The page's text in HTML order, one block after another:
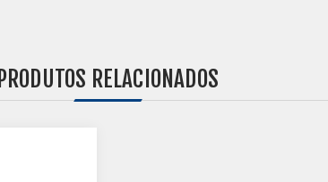
PRODUTOS RELACIONADOS